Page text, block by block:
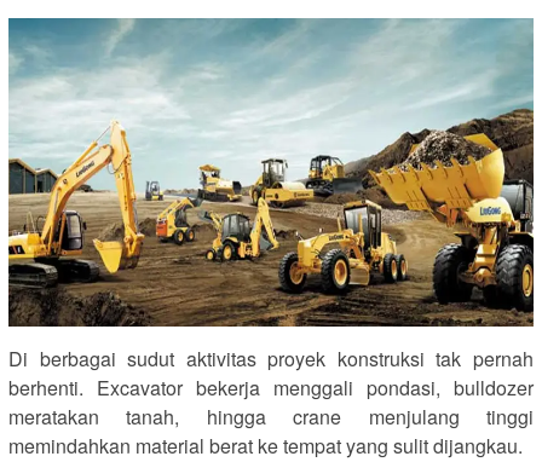
Di berbagai sudut aktivitas proyek konstruksi tak pernah
berhenti. Excavator bekerja menggali pondasi, bulldozer
meratakan tanah, hingga crane menjulang tinggi
memindahkan material berat ke tempat yang sulit dijangkau.